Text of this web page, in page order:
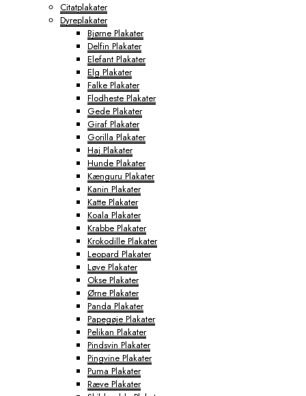
Citatplakater
Dyreplakater
Bjørne Plakater
Delfin Plakater
Elefant Plakater
Elg Plakater
Falke Plakater
Flodheste Plakater
Gede Plakater
Giraf Plakater
Gorilla Plakater
Haj Plakater
Hunde Plakater
Kænguru Plakater
Kanin Plakater
Katte Plakater
Koala Plakater
Krabbe Plakater
Krokodille Plakater
Leopard Plakater
Løve Plakater
Okse Plakater
Ørne Plakater
Panda Plakater
Papegøje Plakater
Pelikan Plakater
Pindsvin Plakater
Pingvine Plakater
Puma Plakater
Ræve Plakater